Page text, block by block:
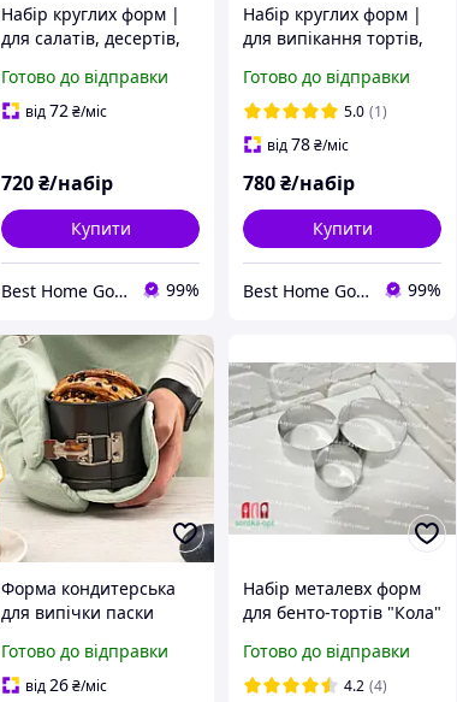
Набір круглих форм |
для салатів, десертів,
Ø10/12/14/16/18/20 см,
висота 12 см,
Готово до відправки
від72₴/міс
720₴/набір
Купити
Best Home Goods - "Кращі товари для дому, подарунки, дрібниці" 99%
Набір круглих форм |
для випікання тортів,
шт, Ø22/20/18/16/14/12
см, висота 8.5 см,
нержавіюча сталь
Готово до відправки
5.0 (1)
від78₴/міс
780₴/набір
Купити
Best Home Goods - "Кращі товари для дому, подарунки, дрібниці" 99%
Форма кондитерська
для випічки паски
AR2506G 14×12 см)
Готово до відправки
від26₴/міс
Набір металевх форм
для бенто-тортів "Кола"
Готово до відправки
4.2 (4)